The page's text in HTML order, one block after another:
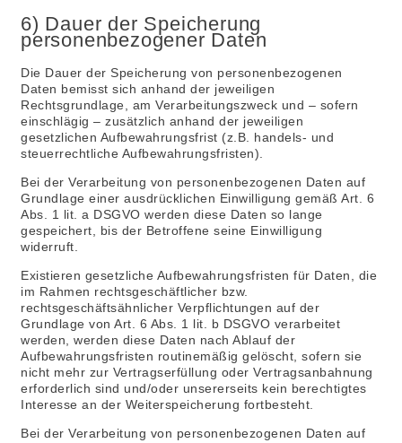
6) Dauer der Speicherung
personenbezogener Daten
Die Dauer der Speicherung von personenbezogenen
Daten bemisst sich anhand der jeweiligen
Rechtsgrundlage, am Verarbeitungszweck und – sofern
einschlägig – zusätzlich anhand der jeweiligen
gesetzlichen Aufbewahrungsfrist (z.B. handels- und
steuerrechtliche Aufbewahrungsfristen).
Bei der Verarbeitung von personenbezogenen Daten auf
Grundlage einer ausdrücklichen Einwilligung gemäß Art. 6
Abs. 1 lit. a DSGVO werden diese Daten so lange
gespeichert, bis der Betroffene seine Einwilligung
widerruft.
Existieren gesetzliche Aufbewahrungsfristen für Daten, die
im Rahmen rechtsgeschäftlicher bzw.
rechtsgeschäftsähnlicher Verpflichtungen auf der
Grundlage von Art. 6 Abs. 1 lit. b DSGVO verarbeitet
werden, werden diese Daten nach Ablauf der
Aufbewahrungsfristen routinemäßig gelöscht, sofern sie
nicht mehr zur Vertragserfüllung oder Vertragsanbahnung
erforderlich sind und/oder unsererseits kein berechtigtes
Interesse an der Weiterspeicherung fortbesteht.
Bei der Verarbeitung von personenbezogenen Daten auf